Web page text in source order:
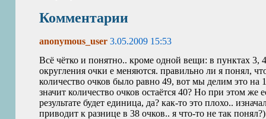
Комментарии
anonymous_user3.05.2009 15:53
Всё чётко и понятно.. кроме одной вещи: в пунктах 3,
округления очки е меняются. правильно ли я понял,
количество очков было равно 49, вот мы делим это
значит количество очков остаётся 40? Но при этом
результате будет единица, да? как-то это плохо..
приводит к разнице в 38 очков.. я что-то не так понял?)